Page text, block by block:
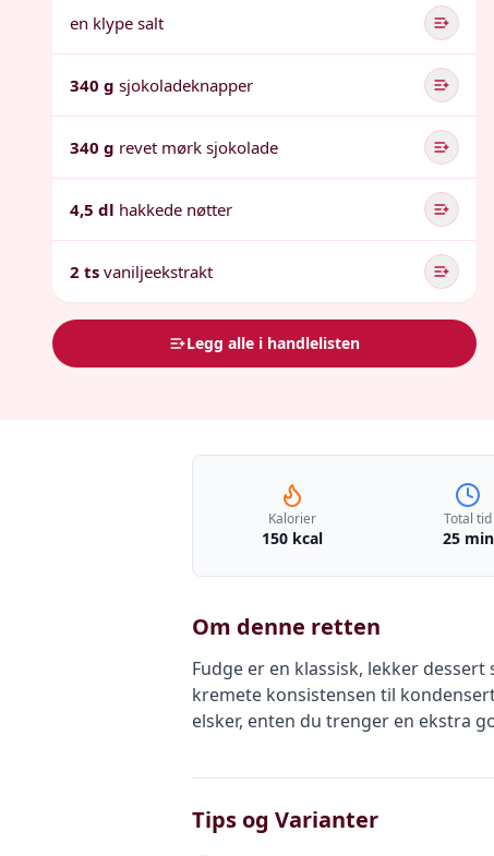
en klype salt
340 g sjokoladeknapper
340 g revet mørk sjokolade
4,5 dl hakkede nøtter
2 ts vaniljeekstrakt
Legg alle i handlelisten
Kalorier
150 kcal
Total tid
25 min
Om denne retten
Fudge er en klassisk, lekker
kremete konsistensen til
elsker, enten du trenger en ekstra
Tips og Varianter